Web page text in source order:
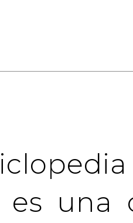
es una